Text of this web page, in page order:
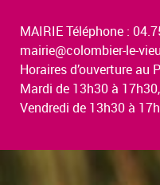
MAIRIE Téléphone :
mairie@colombier-le-
Horaires d’ouverture au
Mardi de 13h30 à
Vendredi de 13h30 à